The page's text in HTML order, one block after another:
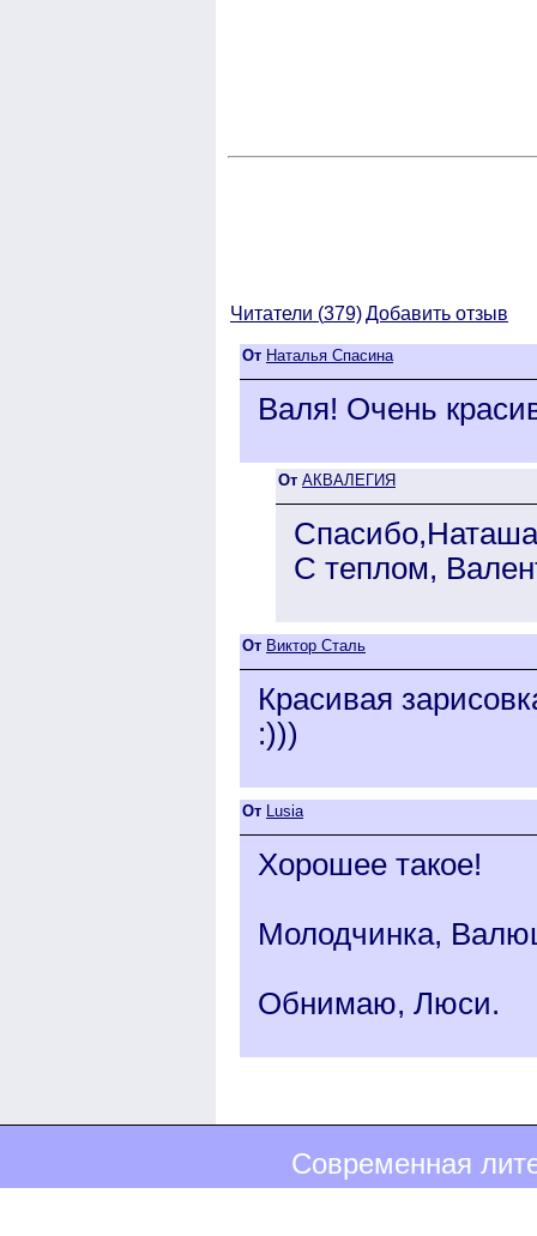
Читатели (379)Добавить отзыв
От Наталья Спасина
Валя! Очень
От АКВАЛЕГИЯ
С теплом,
От Виктор Сталь
Красивая
:)))
От Lusia
Хорошее такое!
Молодчинка,
Обнимаю, Люси.
Современная